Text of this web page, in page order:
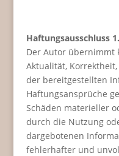
Haftungsausschluss
Der Autor übernimmt
Aktualität,
der bereitgestellten
Haftungsansprüche
Schäden materieller
durch die Nutzung
dargebotenen
fehlerhafter und